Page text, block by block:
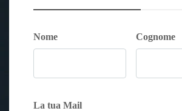
Nome Cognome
La tua Mail